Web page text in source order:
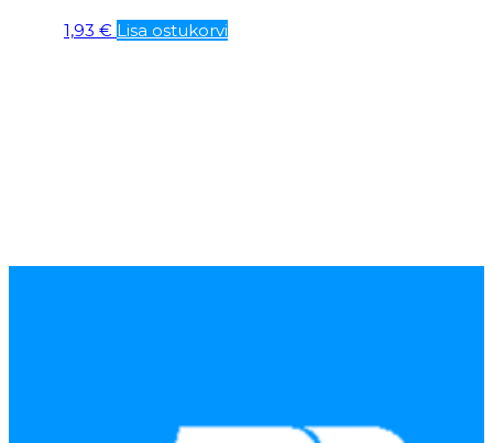
1,93 € Lisa ostukorvi